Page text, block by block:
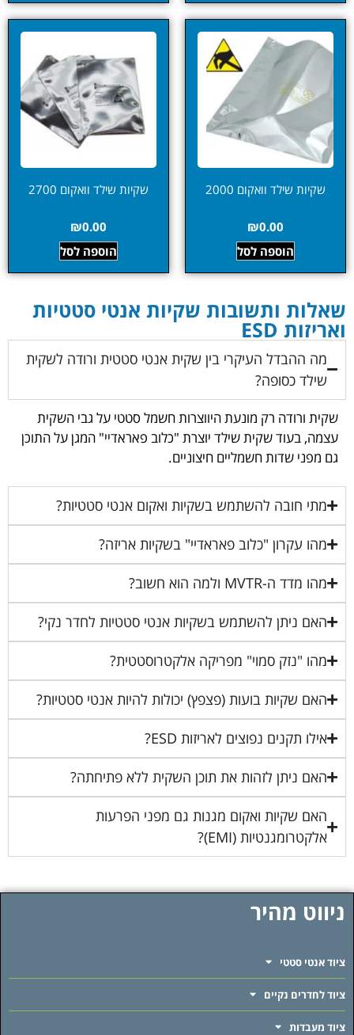
ניווט מהיר
ציוד אנטי סטטי
ציוד לחדרים נקיים
ציוד מעבדות
שאלות ותשובות שקיות אנטי סטטיות
ואריזות ESD
מה ההבדל העיקרי בין שקית אנטי סטטית ורודה לשקית
שילד כסופה?
שקית ורודה רק מונעת היווצרות חשמל סטטי על גבי השקית
עצמה, בעוד שקית שילד יוצרת "כלוב פאראדיי" המגן על התוכן
גם מפני שדות חשמליים חיצוניים.
מתי חובה להשתמש בשקיות ואקום אנטי סטטיות?
מהו עקרון "כלוב פאראדיי" בשקיות אריזה?
מהו מדד ה-MVTR ולמה הוא חשוב?
האם ניתן להשתמש בשקיות אנטי סטטיות לחדר נקי?
מהו "נזק סמוי" מפריקה אלקטרוסטטית?
האם שקיות בועות (פצפץ) יכולות להיות אנטי סטטיות?
אילו תקנים נפוצים לאריזות ESD?
האם ניתן לזהות את תוכן השקית ללא פתיחתה?
האם שקיות ואקום מגנות גם מפני הפרעות
אלקטרומגנטיות (EMI)?
שקיות שילד וואקום 2000
₪0.00
הוספה לסל
שקיות שילד וואקום 2700
₪0.00
הוספה לסל